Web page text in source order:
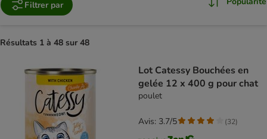
Filtrer par
Résultats 1 à 48 sur 48
Lot Catessy Bouchées en
gelée 12 x 400 g pour chat
poulet
Avis: 3.7/5 (32)